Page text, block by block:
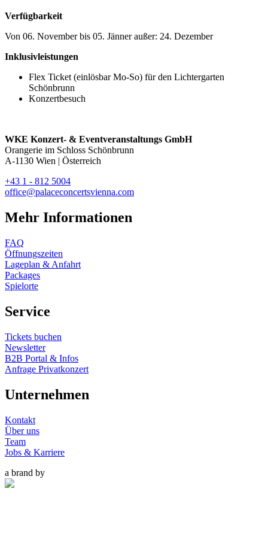
Verfügbarkeit
Von 06. November bis 05. Jänner außer: 24. Dezember
Inklusivleistungen
Flex Ticket (einlösbar Mo-So) für den Lichtergarten
Schönbrunn
Konzertbesuch
WKE Konzert- & Eventveranstaltungs GmbH
Orangerie im Schloss Schönbrunn
A-1130 Wien | Österreich
+43 1 - 812 5004
office@palaceconcertsvienna.com
Mehr Informationen
FAQ
Öffnungszeiten
Lageplan & Anfahrt
Packages
Spielorte
Service
Tickets buchen
Newsletter
B2B Portal & Infos
Anfrage Privatkonzert
Unternehmen
Kontakt
Über uns
Team
Jobs & Karriere
a brand by